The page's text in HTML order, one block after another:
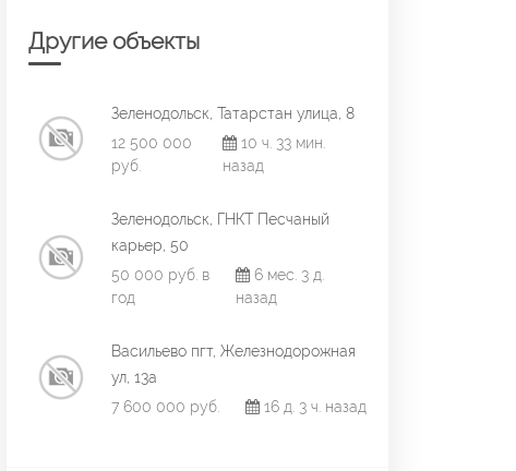
Другие объекты
Зеленодольск, Татарстан улица, 8
12 500 000
руб.
10 ч. 33 мин.
назад
Зеленодольск, ГНКТ Песчаный
карьер, 50
50 000 руб. в
год
6 мес. 3 д.
назад
Васильево пгт, Железнодорожная
ул, 13а
7 600 000 руб.
16 д. 3 ч. назад